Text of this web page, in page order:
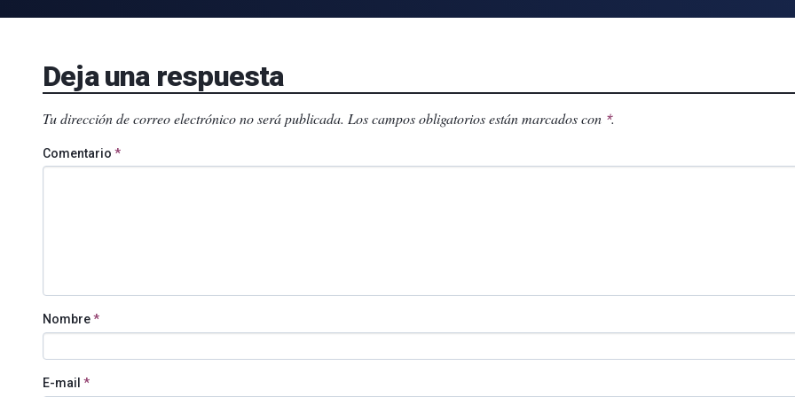
Deja una respuesta
Tu dirección de correo electrónico no será publicada. Los campos obligatorios están marcados con *.
Comentario *
Nombre*
E-mail *